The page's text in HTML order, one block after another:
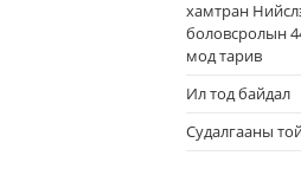
хамтран
боловсролын
мод тарив
Ил тод байдал
Судалгааны